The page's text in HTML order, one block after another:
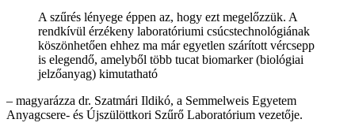
A szűrés lényege éppen az, hogy ezt megelőzzük. A
rendkívül érzékeny laboratóriumi csúcstechnológiának
köszönhetően ehhez ma már egyetlen szárított vércsepp
is elegendő, amelyből több tucat biomarker (biológiai
jelzőanyag) kimutatható
– magyarázza dr. Szatmári Ildikó, a Semmelweis Egyetem
Anyagcsere- és Újszülöttkori Szűrő Laboratórium vezetője.